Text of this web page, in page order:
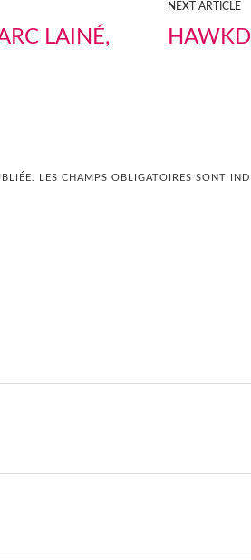
LAINÉ,
NEXT ARTICLE
LES CHAMPS OBLIGATOIRES SONT